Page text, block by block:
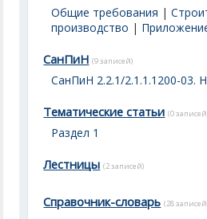
Общие требования |
производство |
СанПиН (9 записей)
СанПиН 2.2.1/2.1.1.1200-03.
Тематические статьи (0
Раздел 1
Лестницы (2 записей)
Справочник-словарь (28